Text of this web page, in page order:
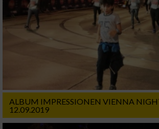
ALBUM IMPRESSIONEN VIENNA
12.09.2019